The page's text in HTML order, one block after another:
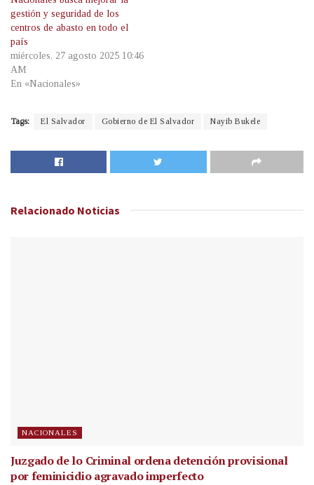
gestión y seguridad de los
centros de abasto en todo el
país
miércoles, 27 agosto 2025 10:46
AM
En «Nacionales»
Tags: El Salvador Gobierno de El Salvador Nayib Bukele
Relacionado Noticias
NACIONALES
Juzgado de lo Criminal ordena detención provisional
por feminicidio agravado imperfecto